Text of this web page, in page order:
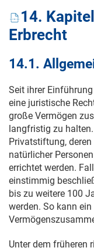
14.
Erbrecht
14.1.
Seit ihrer
eine juristische
große Vermögen
langfristig zu
Privatstiftung,
natürlicher
errichtet werden.
einstimmig
bis zu weitere 100
werden. So kann
Unter dem früheren